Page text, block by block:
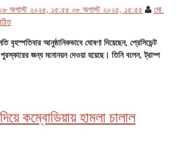
০৮ অগাস্ট ২০২৫, ১৫:৫৫ ০৮ অগাস্ট ২০২৫, ১৫:৫৫
মো.
বৃহস্পতিবার আনুষ্ঠানিকভাবে ঘোষণা দিয়েছেন, প্রেসিডেন্ট
জন্য মনোনয়ন দেওয়া হয়েছে। তিনি বলেন, ট্রাম্প
কম্বোডিয়ায় হামলা চালাল